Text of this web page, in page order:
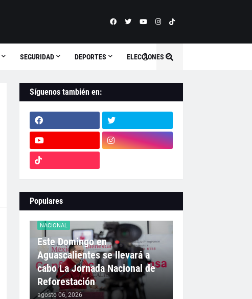
SEGURIDAD DEPORTES ELECCIONES
Síguenos también en:
Populares
NACIONAL
Este Domingo en
Aguascalientes se llevará a
cabo La Jornada Nacional de
Reforestación
agosto 06, 2026